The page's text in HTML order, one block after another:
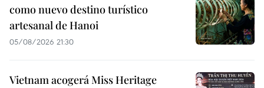
como nuevo destino turístico
artesanal de Hanoi
05/08/2026 21:30
Vietnam acogerá Miss Heritage